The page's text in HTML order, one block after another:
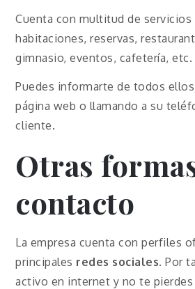
Cuenta con multitud de
habitaciones, reservas,
gimnasio, eventos, cafetería, etc.
Puedes informarte de todos
página web o llamando a su
cliente.
Otras
contacto
La empresa cuenta con perfiles
principales redes sociales. Por
activo en internet y no te